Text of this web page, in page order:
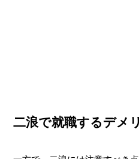
二浪で就職するデメ